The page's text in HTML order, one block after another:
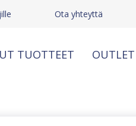
Ota yhteyttä
TUOTTEET OUTLET